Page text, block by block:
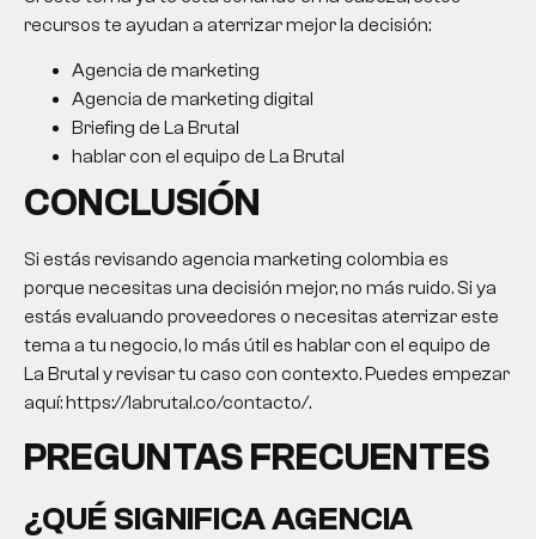
recursos te ayudan a aterrizar mejor la decisión:
Agencia de marketing
Agencia de marketing digital
Briefing de La Brutal
hablar con el equipo de La Brutal
CONCLUSIÓN
Si estás revisando agencia marketing colombia es
porque necesitas una decisión mejor, no más ruido. Si ya
estás evaluando proveedores o necesitas aterrizar este
tema a tu negocio, lo más útil es hablar con el equipo de
La Brutal y revisar tu caso con contexto. Puedes empezar
aquí: https://labrutal.co/contacto/.
PREGUNTAS FRECUENTES
¿QUÉ SIGNIFICAAGENCIA